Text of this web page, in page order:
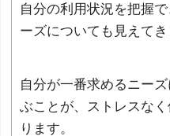
自分の利用状況を把握
ーズについても見えてき
自分が一番求めるニー
ぶことが、ストレスな
ります。